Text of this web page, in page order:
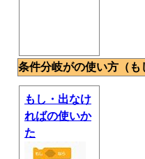
条件分岐がの使い方（
もし・出なけ
ればの使いか
た